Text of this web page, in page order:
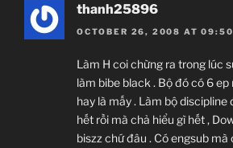
thanh25896
OCTOBER 26, 2008 AT 09:50
Làm H coi chừng ra trong lúc
làm bibe black . Bộ đó có 6 ep
hay là mấy . Làm bộ discipline
hết rồi mà chả hiểu gì hết ,
biszz chứ đâu . Có engsub